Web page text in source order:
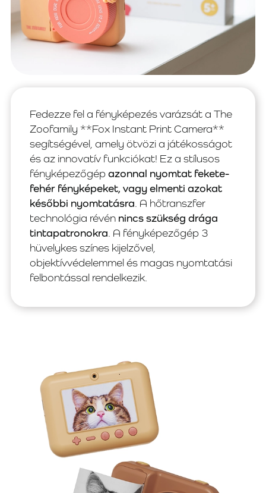
Fedezze fel a fényképezés varázsát a The
Zoofamily **Fox Instant Print Camera**
segítségével, amely ötvözi a játékosságot
és az innovatív funkciókat! Ez a stílusos
fényképezőgépazonnal nyomtat fekete-
fehér fényképeket, vagy elmenti azokat
későbbi nyomtatásra. A hőtranszfer
technológia révén nincs szükség drága
tintapatronokra. A fényképezőgép 3
hüvelykes színes kijelzővel,
objektívvédelemmel és magas nyomtatási
felbontással rendelkezik.